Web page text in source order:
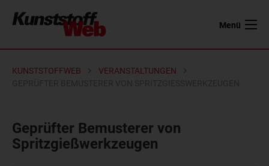
Menü
KUNSTSTOFFWEB
VERANSTALTUNGEN
Geprüfter Bemusterer von
Spritzgießwerkzeugen